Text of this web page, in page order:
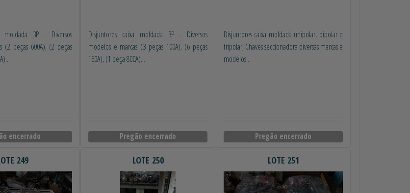
moldada 3P - Diversos
(2 peças 600A), (2 peças
encerrado
Disjuntores caixa moldada 3P - Diversos
modelos e marcas (3 peças 100A), (6 peças
160A), (1 peça 800A)...
Pregão encerrado
Disjuntores caixa moldada unipolar, bipolar e
tripolar, Chaves seccionadora diversas marcas e
modelos...
Pregão encerrado
249 LOTE 250 LOTE 251